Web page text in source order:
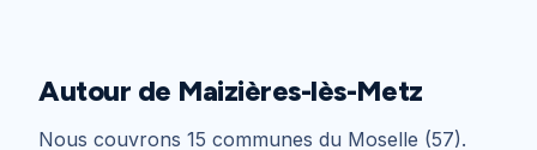
Autour de Maizières-lès-Metz
Nous couvrons 15 communes du Moselle (57).